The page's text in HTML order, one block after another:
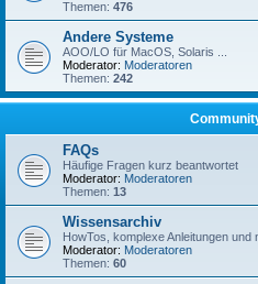
Themen: 476
Andere Systeme
AOO/LO für MacOS, Solaris ...
Moderator: Moderatoren
Themen: 242
FAQs
Häufige Fragen kurz beantwortet
Moderator: Moderatoren
Themen: 13
Wissensarchiv
HowTos, komplexe Anleitungen und
Moderator: Moderatoren
Themen: 60